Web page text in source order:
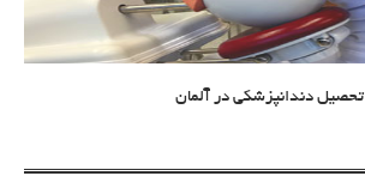
تحصیل دندانپزشکی در آلمان